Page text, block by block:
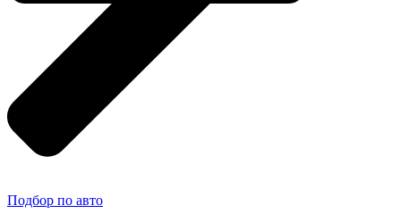
Подбор по авто